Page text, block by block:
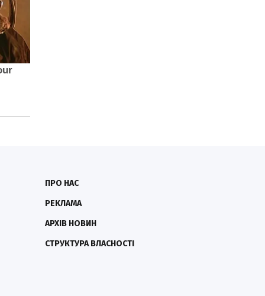
ПРО НАС
РЕКЛАМА
АРХІВ НОВИН
СТРУКТУРА ВЛАСНОСТІ